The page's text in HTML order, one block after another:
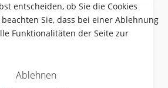
entscheiden, ob Sie die Cookies
Sie, dass bei einer Ablehnung
Funktionalitäten der Seite zur
Ablehnen